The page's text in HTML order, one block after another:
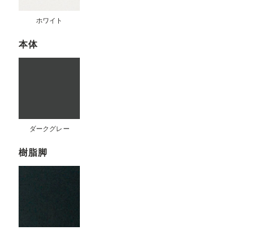
ホワイト
本体
ダークグレー
樹脂脚